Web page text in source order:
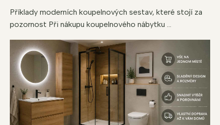
Příklady moderních koupelnových sestav, které stojí za
pozornost Při nákupu koupelnového nábytku ...